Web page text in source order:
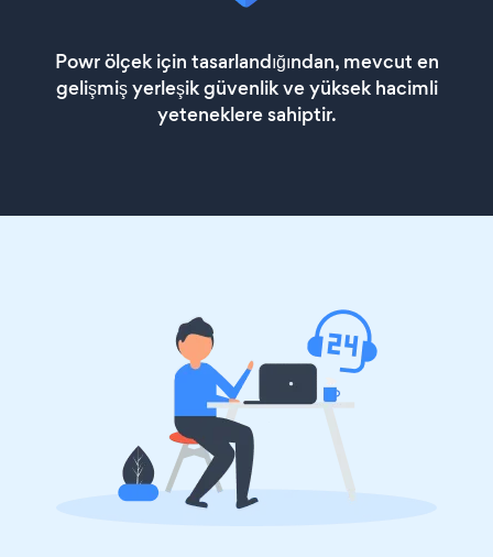
Powr ölçek için tasarlandığından, mevcut en
gelişmiş yerleşik güvenlik ve yüksek hacimli
yeteneklere sahiptir.